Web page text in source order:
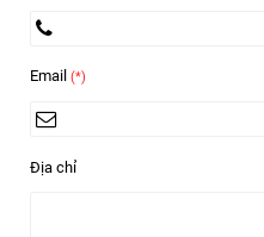
Email (*)
Địa chỉ